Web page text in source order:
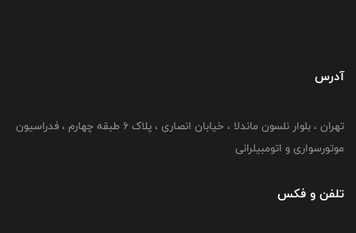
آدرس
تهران ، بلوار نلسون ماندلا ، خیابان انصاری ، پلاک ۶ طبقه چهارم ، فدراسیون
موتورسواری و اتومبیلرانی
تلفن و فکس